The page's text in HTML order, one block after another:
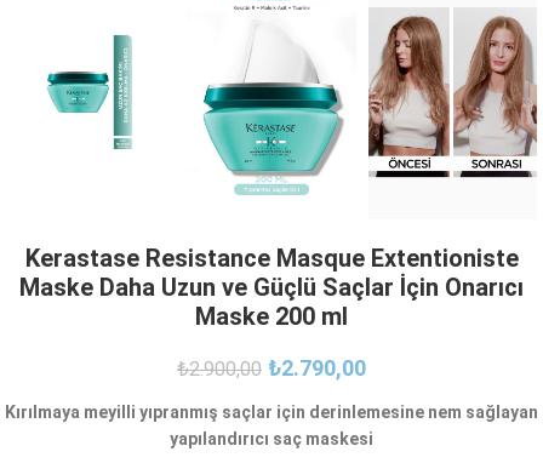
Kerastase Resistance Masque Extentioniste
Maske Daha Uzun ve Güçlü Saçlar İçin Onarıcı
Maske 200 ml
₺2.900,00 ₺2.790,00
Kırılmaya meyilli yıpranmış saçlar için derinlemesine nem sağlayan
yapılandırıcı saç maskesi